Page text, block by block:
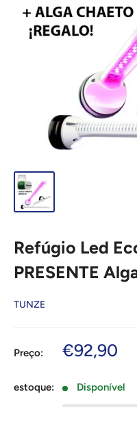
Refúgio Led
PRESENTE
TUNZE
Preço:
Preço
venda
€92,90
estoque: Disponível